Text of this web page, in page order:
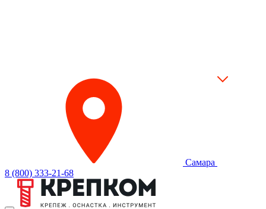
Самара
8 (800) 333-21-68